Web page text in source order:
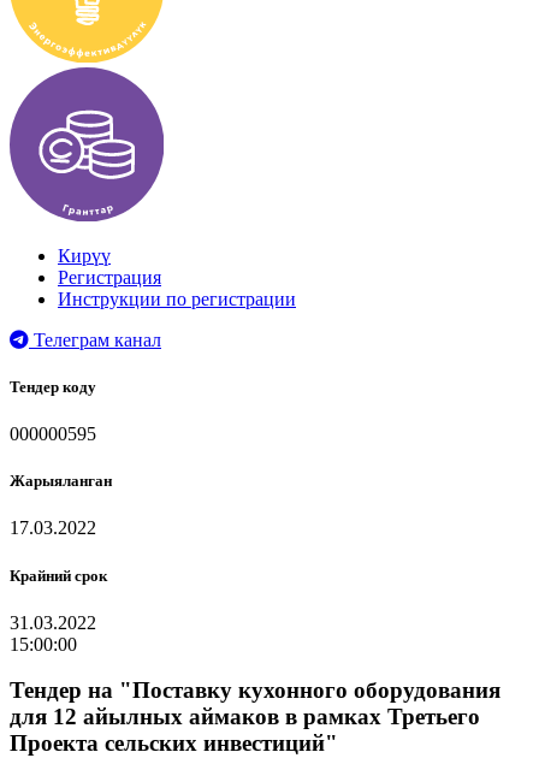
Кирүү
Регистрация
Инструкции по регистрации
Телеграм канал
Тендер коду
000000595
Жарыяланган
17.03.2022
Крайний срок
31.03.2022
15:00:00
Тендер на "Поставку кухонного оборудования
для 12 айылных аймаков в рамках Третьего
Проекта сельских инвестиций"